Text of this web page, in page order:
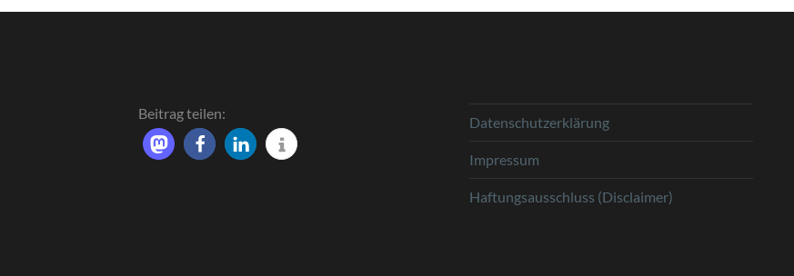
Beitrag teilen:
Datenschutzerklärung
Impressum
Haftungsausschluss (Disclaimer)